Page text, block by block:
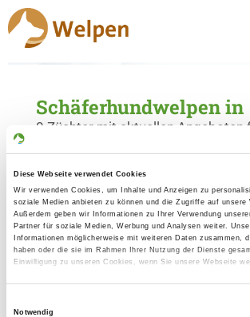
Diese Webseite verwendet Cookies
Wir verwenden Cookies, um Inhalte und Anzeigen zu
soziale Medien anbieten zu können und die Zugriffe auf unsere
Außerdem geben wir Informationen zu Ihrer Verwendung
Partner für soziale Medien, Werbung und Analysen weiter.
Informationen möglicherweise mit weiteren Daten zusammen,
haben oder die sie im Rahmen Ihrer Nutzung der Dienste
Einwilligung zu unseren Cookies, wenn Sie unsere Webseite
Notwendig
Schäferhundwelpen in
0 Züchter mit aktuellen Angeboten